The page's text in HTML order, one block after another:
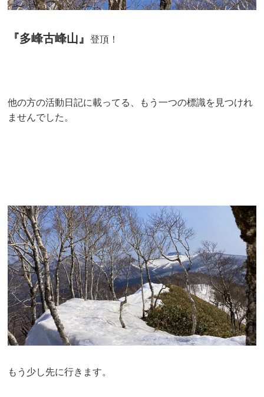
『多峰古峰山』登頂！
他の方の活動日記に載ってる、もう一つの標識を見つけれ
ませんでした。
もう少し先に行きます。